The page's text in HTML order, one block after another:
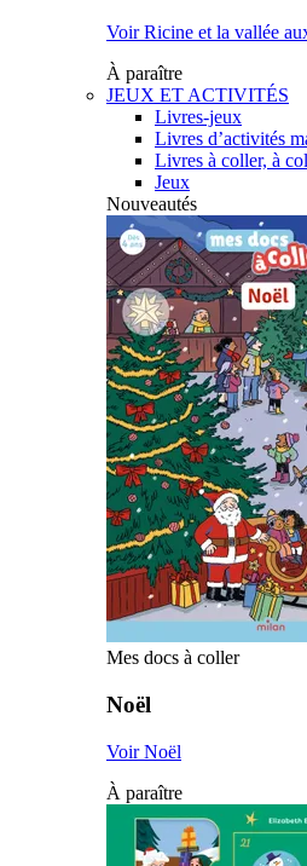
Voir Ricine et la vallée
À paraître
JEUX ET ACTIVITÉS
Livres-jeux
Livres d’activités
Livres à coller, à
Jeux
Nouveautés
Mes docs à coller
Noël
Voir Noël
À paraître